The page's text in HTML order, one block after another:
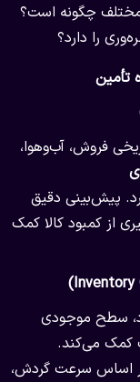
چگونه است؟
را دارد؟
تأمین
فروش، آب‌وهوا،
پیش‌بینی دقیق
از کمبود کالا کمک
سطح موجودی
کمک می‌کند.
بر اساس سرعت گردش،